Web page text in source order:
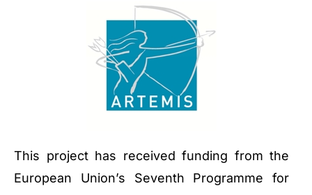
This project has received funding from the
European Union’s Seventh Programme for